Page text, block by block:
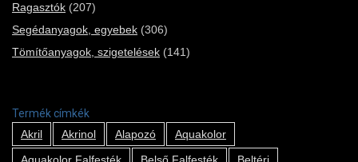
Ragasztók (207)
Segédanyagok, egyebek (306)
Tömítőanyagok, szigetelések (141)
Termék címkék
Akril
Akrinol Alapozó
Aquakolor